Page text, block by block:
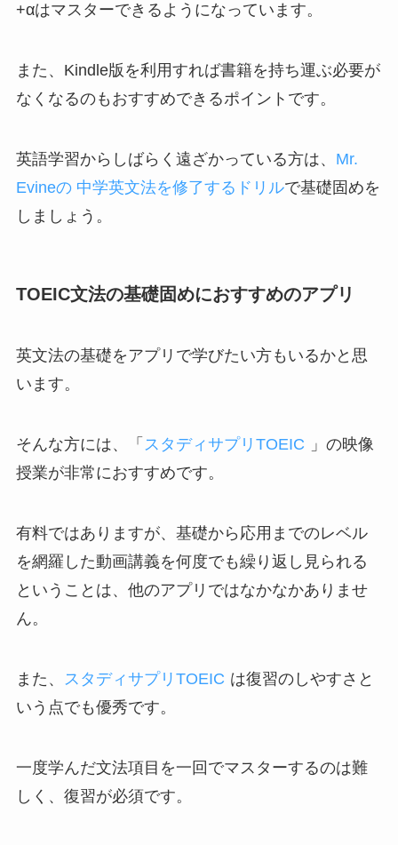
+αはマスターできるようになっています。
また、Kindle版を利用すれば書籍を持ち運ぶ必要が
なくなるのもおすすめできるポイントです。
英語学習からしばらく遠ざかっている方は、 Mr.
Evineの 中学英文法を修了するドリルで基礎固めを
しましょう。
TOEIC文法の基礎固めにおすすめのアプリ
英文法の基礎をアプリで学びたい方もいるかと思
います。
そんな方には、「 スタディサプリTOEIC
」の映像
授業が非常におすすめです。
有料ではありますが、基礎から応用までのレベル
を網羅した動画講義を何度でも繰り返し見られる
ということは、他のアプリではなかなかありませ
ん。
また、 スタディサプリTOEIC は復習のしやすさと
いう点でも優秀です。
一度学んだ文法項目を一回でマスターするのは難
しく、復習が必須です。